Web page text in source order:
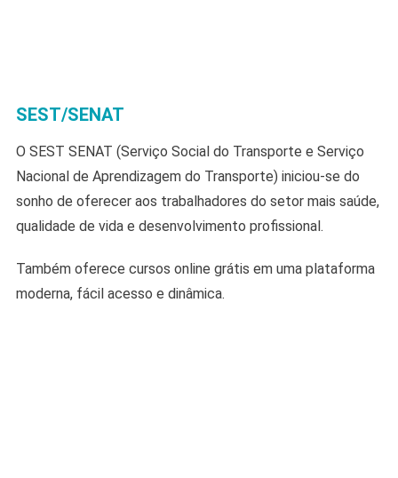
SEST/SENAT
O SEST SENAT (Serviço Social do Transporte e Serviço
Nacional de Aprendizagem do Transporte) iniciou-se do
sonho de oferecer aos trabalhadores do setor mais saúde,
qualidade de vida e desenvolvimento profissional.
Também oferece cursos online grátis em uma plataforma
moderna, fácil acesso e dinâmica.